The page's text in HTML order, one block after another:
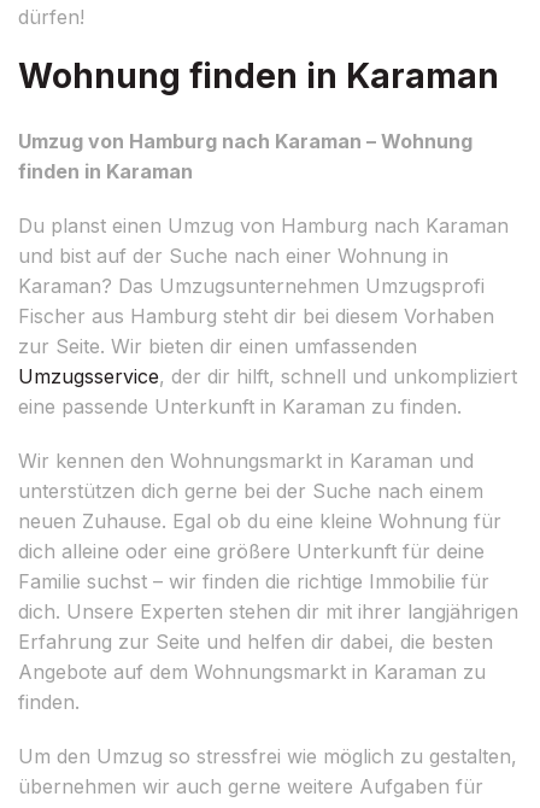
dürfen!
Wohnung finden in Karaman
Umzug von Hamburg nach Karaman – Wohnung
finden in Karaman
Du planst einen Umzug von Hamburg nach Karaman
und bist auf der Suche nach einer Wohnung in
Karaman? Das Umzugsunternehmen Umzugsprofi
Fischer aus Hamburg steht dir bei diesem Vorhaben
zur Seite. Wir bieten dir einen umfassenden
Umzugsservice, der dir hilft, schnell und unkompliziert
eine passende Unterkunft in Karaman zu finden.
Wir kennen den Wohnungsmarkt in Karaman und
unterstützen dich gerne bei der Suche nach einem
neuen Zuhause. Egal ob du eine kleine Wohnung für
dich alleine oder eine größere Unterkunft für deine
Familie suchst – wir finden die richtige Immobilie für
dich. Unsere Experten stehen dir mit ihrer langjährigen
Erfahrung zur Seite und helfen dir dabei, die besten
Angebote auf dem Wohnungsmarkt in Karaman zu
finden.
Um den Umzug so stressfrei wie möglich zu gestalten,
übernehmen wir auch gerne weitere Aufgaben für